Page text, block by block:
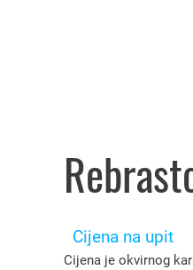
Cijena na upit
Cijena je okvirnog